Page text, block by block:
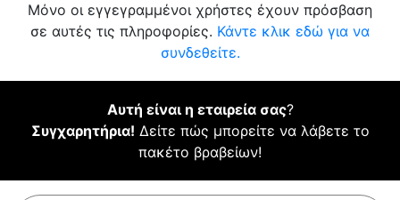
Μόνο οι εγγεγραμμένοι χρήστες έχουν πρόσβαση
σε αυτές τις πληροφορίες. Κάντε κλικ εδώ για να
συνδεθείτε.
Αυτή είναι η εταιρεία σας?
Συγχαρητήρια! Δείτε πώς μπορείτε να λάβετε το
πακέτο βραβείων!